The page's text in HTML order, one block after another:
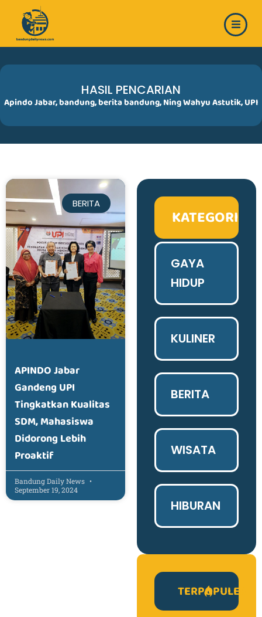
content
HASIL PENCARIAN
Apindo Jabar,bandung,berita bandung,Ning Wahyu Astutik,UPI
BERITA
APINDO Jabar
Gandeng UPI
Tingkatkan Kualitas
SDM, Mahasiswa
Didorong Lebih
Proaktif
Bandung Daily News
September 19, 2024
KATEGORI
GAYA
HIDUP
KULINER
BERITA
WISATA
HIBURAN
TERPOPULER